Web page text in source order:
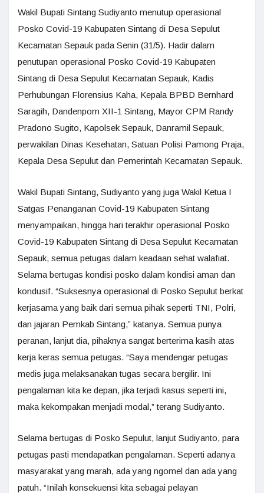
Wakil Bupati Sintang Sudiyanto menutup operasional
Posko Covid-19 Kabupaten Sintang di Desa Sepulut
Kecamatan Sepauk pada Senin (31/5). Hadir dalam
penutupan operasional Posko Covid-19 Kabupaten
Sintang di Desa Sepulut Kecamatan Sepauk, Kadis
Perhubungan Florensius Kaha, Kepala BPBD Bernhard
Saragih, Dandenpom XII-1 Sintang, Mayor CPM Randy
Pradono Sugito, Kapolsek Sepauk, Danramil Sepauk,
perwakilan Dinas Kesehatan, Satuan Polisi Pamong Praja,
Kepala Desa Sepulut dan Pemerintah Kecamatan Sepauk.
Wakil Bupati Sintang, Sudiyanto yang juga Wakil Ketua I
Satgas Penanganan Covid-19 Kabupaten Sintang
menyampaikan, hingga hari terakhir operasional Posko
Covid-19 Kabupaten Sintang di Desa Sepulut Kecamatan
Sepauk, semua petugas dalam keadaan sehat walafiat.
Selama bertugas kondisi posko dalam kondisi aman dan
kondusif. “Suksesnya operasional di Posko Sepulut berkat
kerjasama yang baik dari semua pihak seperti TNI, Polri,
dan jajaran Pemkab Sintang,” katanya. Semua punya
peranan, lanjut dia, pihaknya sangat berterima kasih atas
kerja keras semua petugas. “Saya mendengar petugas
medis juga melaksanakan tugas secara bergilir. Ini
pengalaman kita ke depan, jika terjadi kasus seperti ini,
maka kekompakan menjadi modal,” terang Sudiyanto.
Selama bertugas di Posko Sepulut, lanjut Sudiyanto, para
petugas pasti mendapatkan pengalaman. Seperti adanya
masyarakat yang marah, ada yang ngomel dan ada yang
patuh. “Inilah konsekuensi kita sebagai pelayan